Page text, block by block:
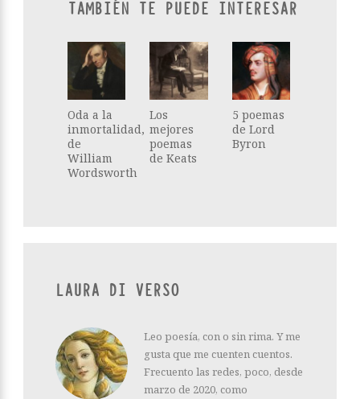
TAMBIÉN TE PUEDE INTERESAR
Oda a la
inmortalidad,
de
William
Wordsworth
Los
mejores
poemas
de Keats
5 poemas
de Lord
Byron
LAURA DI VERSO
Leo poesía, con o sin rima. Y me
gusta que me cuenten cuentos.
Frecuento las redes, poco, desde
marzo de 2020, como